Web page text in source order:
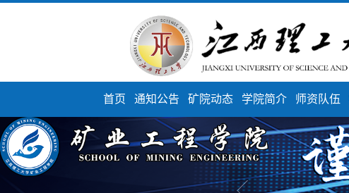
首页 通知公告 矿院动态 学院简介 师资队伍